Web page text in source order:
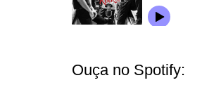
Ouça no Spotify: